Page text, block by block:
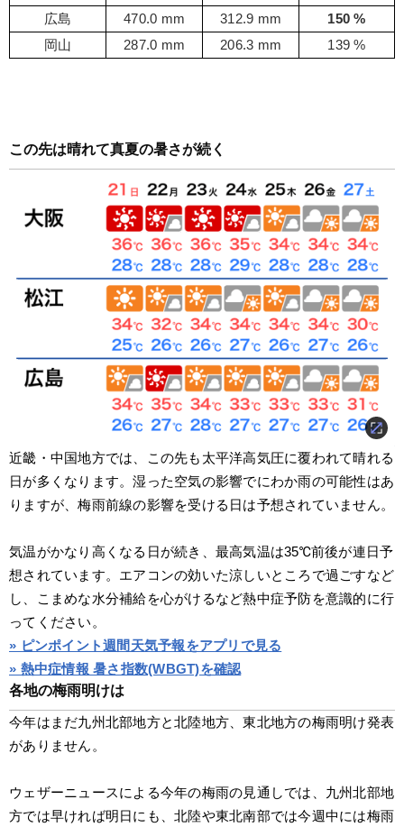
広島 470.0 mm 312.9 mm
150 %
岡山
287.0 mm 206.3 mm 139 %
この先は晴れて真夏の暑さが続く
近畿・中国地方では、この先も太平洋高気圧に覆われて晴れる
日が多くなります。湿った空気の影響でにわか雨の可能性はあ
りますが、梅雨前線の影響を受ける日は予想されていません。
気温がかなり高くなる日が続き、最高気温は35℃前後が連日予
想されています。エアコンの効いた涼しいところで過ごすなど
し、こまめな水分補給を心がけるなど熱中症予防を意識的に行
ってください。
» ピンポイント週間天気予報をアプリで見る
» 熱中症情報 暑さ指数(WBGT)を確認
各地の梅雨明けは
今年はまだ九州北部地方と北陸地方、東北地方の梅雨明け発表
がありません。
ウェザーニュースによる今年の梅雨の見通しでは、九州北部地
方では早ければ明日にも、北陸や東北南部では今週中には梅雨